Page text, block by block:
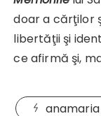
doar a cărţilor
libertăţii şi
ce afirmă şi,